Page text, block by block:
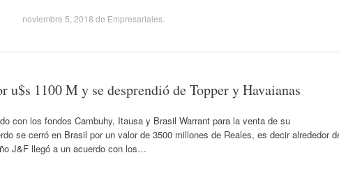
noviembre 5, 2018 de Empresariales
u$s 1100 M y se desprendió de Topper y Havaianas
con los fondos Cambuhy, Itausa y Brasil Warrant para la venta de su
se cerró en Brasil por un valor de 3500 millones de Reales, es decir alrededor
J&F llegó a un acuerdo con los…